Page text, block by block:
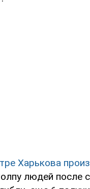
Харькова
людей после